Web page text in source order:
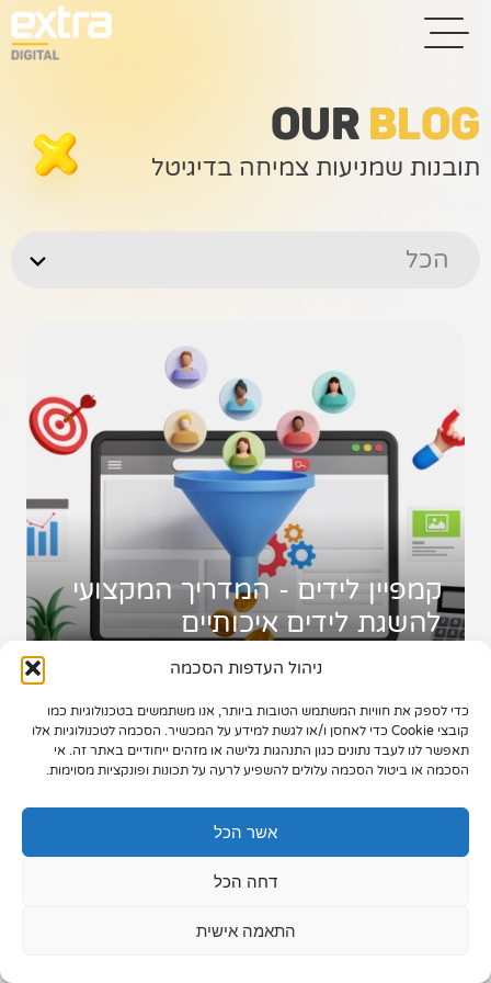
ניהול העדפות הסכמה
כדי לספק את חוויות המשתמש הטובות ביותר, אנו משתמשים בטכנולוגיות כמו
קובצי Cookie כדי לאחסן ו/או לגשת למידע על המכשיר. הסכמה לטכנולוגיות אלו
תאפשר לנו לעבד נתונים כגון התנהגות גלישה או מזהים ייחודיים באתר זה. אי
הסכמה או ביטול הסכמה עלולים להשפיע לרעה על תכונות ופונקציות מסוימות.
אשר הכל
דחה הכל
התאמה אישית
בית
קידום אתרים
שיווק לאתרי
סחר
קייס סטאדי
תיק עבודות
צור קשר
073-7028000
הפלד 7, חולון
info@extra.co.il
OUR BLOG
תובנות שמניעות צמיחה בדיגיטל
הכל
קמפיין לידים - המדריך המקצועי
להשגת לידים איכותיים